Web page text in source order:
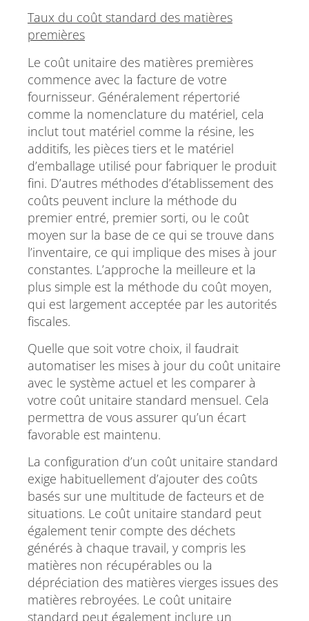
Taux du coût standard des matières
premières
Le coût unitaire des matières premières
commence avec la facture de votre
fournisseur. Généralement répertorié
comme la nomenclature du matériel, cela
inclut tout matériel comme la résine, les
additifs, les pièces tiers et le matériel
d’emballage utilisé pour fabriquer le produit
fini. D’autres méthodes d’établissement des
coûts peuvent inclure la méthode du
premier entré, premier sorti, ou le coût
moyen sur la base de ce qui se trouve dans
l’inventaire, ce qui implique des mises à jour
constantes. L’approche la meilleure et la
plus simple est la méthode du coût moyen,
qui est largement acceptée par les autorités
fiscales.
Quelle que soit votre choix, il faudrait
automatiser les mises à jour du coût unitaire
avec le système actuel et les comparer à
votre coût unitaire standard mensuel. Cela
permettra de vous assurer qu’un écart
favorable est maintenu.
La configuration d’un coût unitaire standard
exige habituellement d’ajouter des coûts
basés sur une multitude de facteurs et de
situations. Le coût unitaire standard peut
également tenir compte des déchets
générés à chaque travail, y compris les
matières non récupérables ou la
dépréciation des matières vierges issues des
matières rebroyées. Le coût unitaire
standard peut également inclure un